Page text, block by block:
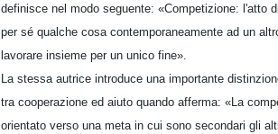
definisce nel modo seguente: «Competizione: l'atto
per sé qualche cosa contemporaneamente ad un
lavorare insieme per un unico fine».
La stessa autrice introduce una importante
tra cooperazione ed aiuto quando afferma: «La
orientato verso una meta in cui sono secondari gli